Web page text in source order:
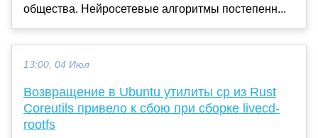
общества. Нейросетевые алгоритмы постепенн...
13:00, 04 Июл
Возвращение в Ubuntu утилиты cp из Rust
Coreutils привело к сбою при сборке livecd-
rootfs